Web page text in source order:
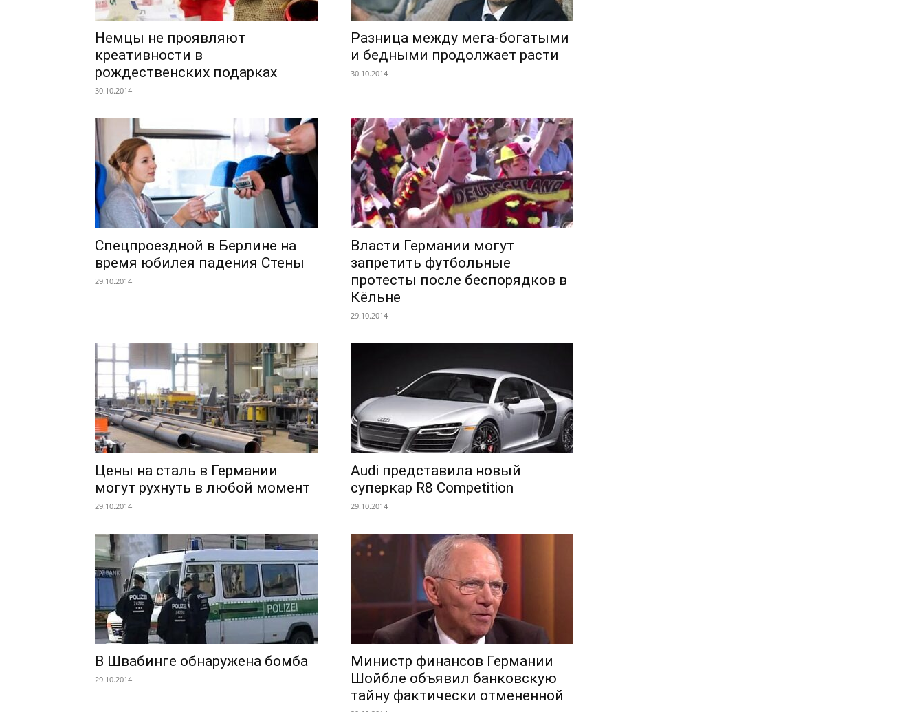
Немцы не проявляют
креативности в
рождественских подарках
30.10.2014
Разница между мега-богатыми
и бедными продолжает расти
30.10.2014
Спецпроездной в Берлине на
время юбилея падения Стены
29.10.2014
Власти Германии могут
запретить футбольные
протесты после беспорядков в
Кёльне
29.10.2014
Цены на сталь в Германии
могут рухнуть в любой момент
29.10.2014
Audi представила новый
суперкар R8 Competition
29.10.2014
В Швабинге обнаружена бомба
29.10.2014
Министр финансов Германии
Шойбле объявил банковскую
тайну фактически отмененной